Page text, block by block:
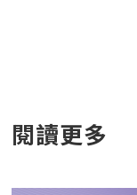
閱讀更多